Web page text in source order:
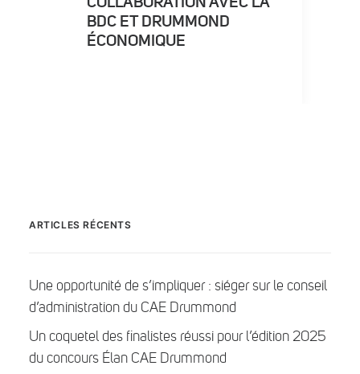
BDC ET DRUMMOND
ÉCONOMIQUE
ARTICLES RÉCENTS
Une opportunité de s’impliquer : siéger sur le conseil
d’administration du CAE Drummond
Un coquetel des finalistes réussi pour l’édition 2025
du concours Élan CAE Drummond